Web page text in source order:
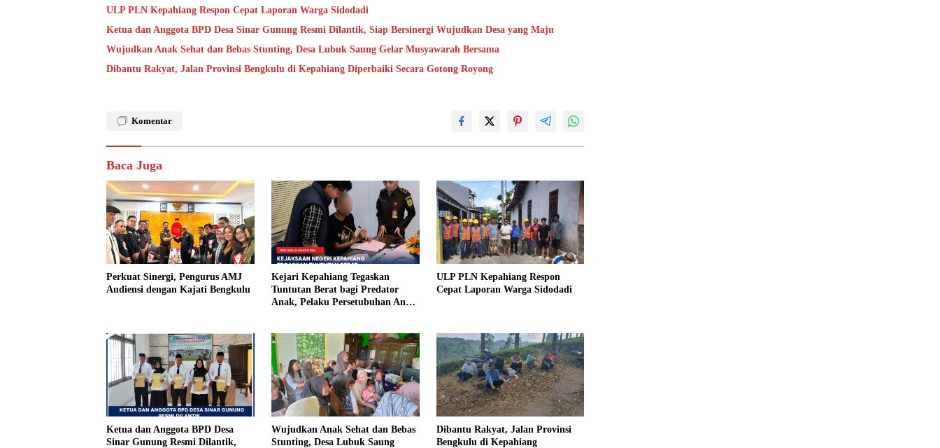
ULP PLN Kepahiang Respon Cepat Laporan Warga Sidodadi
Ketua dan Anggota BPD Desa Sinar Gunung Resmi Dilantik, Siap Bersinergi Wujudkan Desa yang Maju
Wujudkan Anak Sehat dan Bebas Stunting, Desa Lubuk Saung Gelar Musyawarah Bersama
Dibantu Rakyat, Jalan Provinsi Bengkulu di Kepahiang Diperbaiki Secara Gotong Royong
Komentar
Baca Juga
Perkuat Sinergi, Pengurus AMJ
Audiensi dengan Kajati Bengkulu
Kejari Kepahiang Tegaskan
Tuntutan Berat bagi Predator
Anak, Pelaku Persetubuhan Anak
ULP PLN Kepahiang Respon
Cepat Laporan Warga Sidodadi
Ketua dan Anggota BPD Desa
Sinar Gunung Resmi Dilantik,
Wujudkan Anak Sehat dan Bebas
Stunting, Desa Lubuk Saung
Dibantu Rakyat, Jalan Provinsi
Bengkulu di Kepahiang